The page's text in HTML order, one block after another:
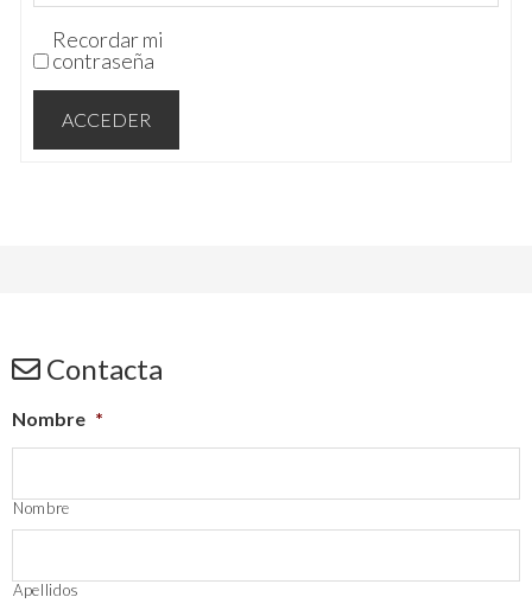
Recordar mi
contraseña
ACCEDER
Contacta
Nombre *
Nombre
Apellidos